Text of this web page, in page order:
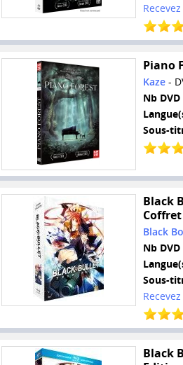
Piano
Kaze-
Nb DVD
Sous-
Black
Black
Nb DVD
Sous-
Black